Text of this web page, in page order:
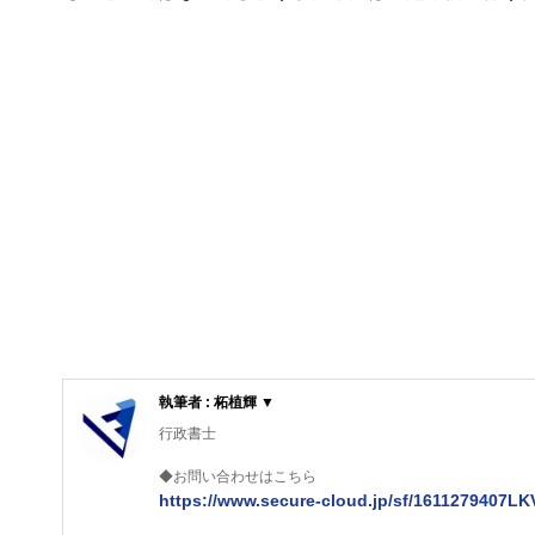
執筆者 : 柘植輝 ▼
行政書士
◆お問い合わせはこちら
https://www.secure-cloud.jp/sf/